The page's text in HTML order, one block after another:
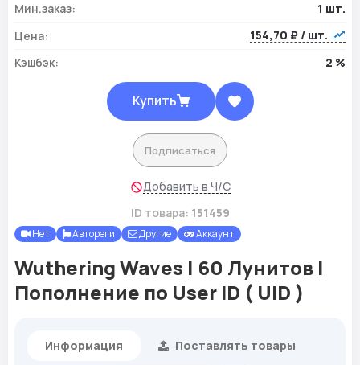
Мин.заказ:
1 шт.
Цена:
154,70 ₽ / шт.
Кэшбэк:
2 %
Купить
Подписаться
Добавить в Ч/С
ID товара: 151459
Нет Автореги Другие Аккаунт
Wuthering Waves | 60 Лунитов |
Пополнение по User ID ( UID )
Информация Поставлять товары